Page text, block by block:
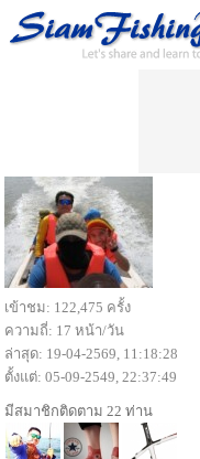
เข้าชม: 122,475 ครั้ง
ความถี่: 17 หน้า/วัน
ล่าสุด: 19-04-2569, 11:18:28
ตั้งแต่: 05-09-2549, 22:37:49
มีสมาชิกติดตาม 22 ท่าน